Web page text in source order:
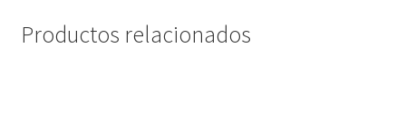
Productos relacionados